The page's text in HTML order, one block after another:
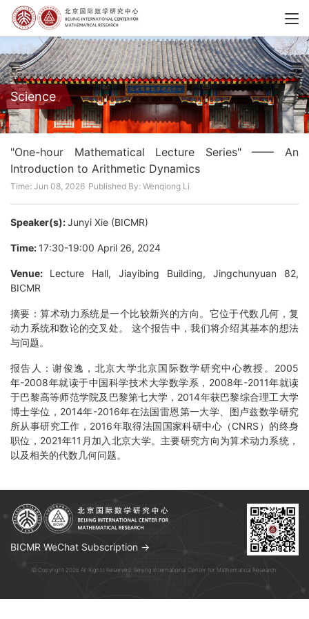
Science
"One-hour Mathematical Lecture Series" —— An
Introduction to Arithmetic Dynamics
Time: Jun 08, 2026 Published By: Wenqiong Li
Speaker(s):Junyi Xie (BICMR)
Time: 17:30-19:00 April 26, 2024
Venue: Lecture Hall, Jiayibing Building, Jingchunyuan 82,
BICMR
摘要：算术动力系统是一个比较新兴的方向。它位于代数几何，复
动力系统和数论的交叉处。 这个报告中，我们将介绍其基本的想法
与问题。
报告人：谢俊逸，北京大学北京国际数学研究中心教授。2005
年-2008年就读于中国科学技术大学数学系，2008年-2011年就读
于巴黎高等师范学院及巴黎第七大学，2014年获巴黎综合理工大学
博士学位，2014年-2016年在法国雷恩第一大学、图卢兹数学研究
所从事研究工作，2016年取得法国国家科研中心（CNRS）的终身
职位，2021年11月加入北京大学。主要研究方向为算术动力系统，
以及相关的代数几何问题。
BICMR WeChat Subscription →
© Copyright 2026 All Rights Reserved. Beijing International Center for Mathematical Research.